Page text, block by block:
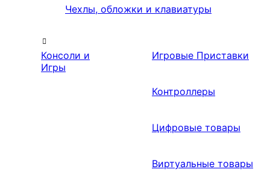
Чехлы, обложки и клавиатуры
Консоли и
Игры
Игровые Приставки
Контроллеры
Цифровые товары
Виртуальные товары